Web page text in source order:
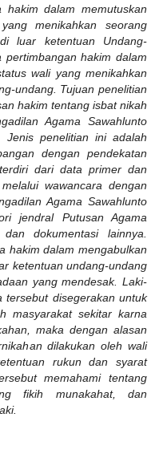
hakim dalam memutuskan
menikahkan seorang
luar ketentuan Undang-
hakim dalam
wali yang menikahkan
undang. Tujuan penelitian
hakim tentang isbat nikah
Agama Sawahlunto
Jenis penelitian ini adalah
dengan pendekatan
dari data primer dan
wawancara dengan
Agama Sawahlunto
jendral Putusan Agama
dokumentasi lainnya.
hakim dalam mengabulkan
ketentuan undang-undang
yang mendesak. Laki-
tersebut disegerakan untuk
masyarakat sekitar karna
maka dengan alasan
dilakukan oleh wali
rukun dan syarat
memahami tentang
fikih munakahat, dan